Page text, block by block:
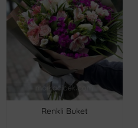
Renkli Buket